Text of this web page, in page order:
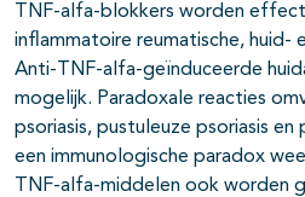
TNF-alfa-blokkers worden
inflammatoire reumatische, huid-
Anti-TNF-alfa-geïnduceerde
mogelijk. Paradoxale reacties
psoriasis, pustuleuze psoriasis en
een immunologische paradox
TNF-alfa-middelen ook worden